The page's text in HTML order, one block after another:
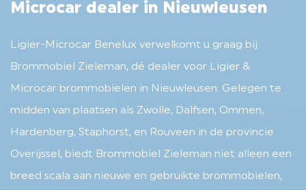
Microcar dealer in Nieuwleusen
Ligier-Microcar Benelux verwelkomt u graag bij
Brommobiel Zieleman, dé dealer voor Ligier &
Microcar brommobielen in Nieuwleusen. Gelegen te
midden van plaatsen als Zwolle, Dalfsen, Ommen,
Hardenberg, Staphorst, en Rouveen in de provincie
Overijssel, biedt Brommobiel Zieleman niet alleen een
breed scala aan nieuwe en gebruikte brommobielen,